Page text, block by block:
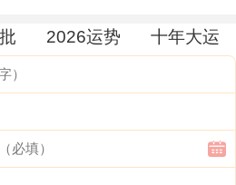
日略微宅且喜欢安静
加亲朋好友们的聚会，
的机会。对于有伴侣的
适合在【红鸾】推波助
日程。
2026运势 十年大运